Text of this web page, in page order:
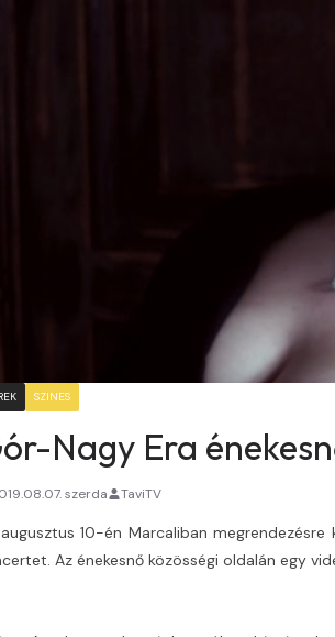
SZINES
Nagy Era
szerda TaviTV
10-én Marcaliban
Az énekesnő közösségi oldalán egy